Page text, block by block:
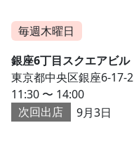
毎週木曜日
銀座6丁目スクエアビル
東京都中央区銀座6-17-2
11:30 〜 14:00
次回出店
9月3日